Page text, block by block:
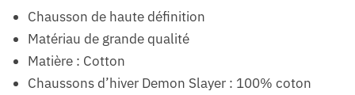
Chausson de haute définition
Matériau de grande qualité
Matière : Cotton
Chaussons d’hiver Demon Slayer : 100% coton